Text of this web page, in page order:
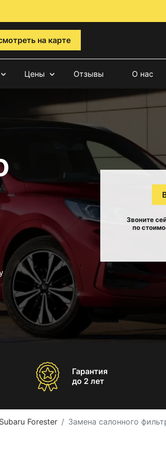
на карте
Цены Отзывы О нас
Звоните
по
Гарантия
до 2 лет
Forester Замена салонного